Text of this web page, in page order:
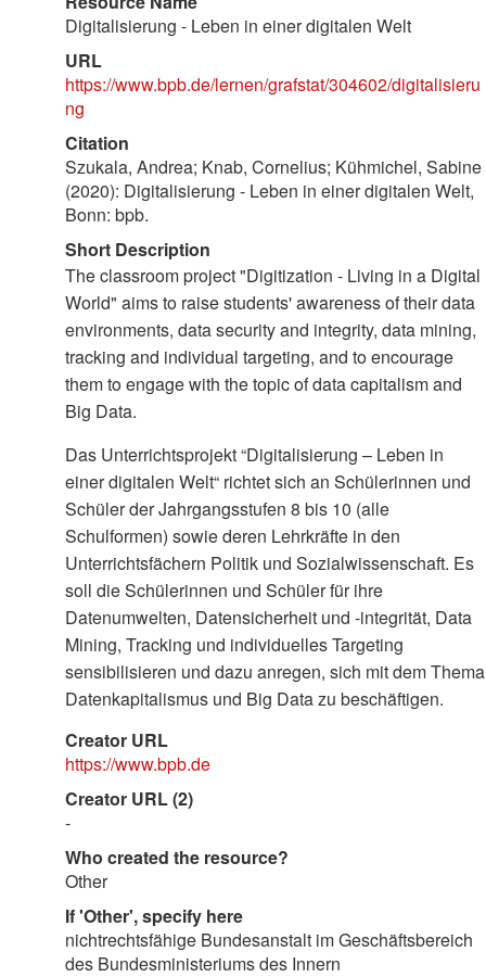
Digitalisierung - Leben in einer digitalen Welt
URL
https://www.bpb.de/lernen/grafstat/304602/digitalisieru
ng
Citation
Szukala, Andrea; Knab, Cornelius; Kühmichel, Sabine
(2020): Digitalisierung - Leben in einer digitalen Welt,
Bonn: bpb.
Short Description
The classroom project "Digitization - Living in a Digital
World" aims to raise students' awareness of their data
environments, data security and integrity, data mining,
tracking and individual targeting, and to encourage
them to engage with the topic of data capitalism and
Big Data.
Das Unterrichtsprojekt “Digitalisierung – Leben in
einer digitalen Welt“ richtet sich an Schülerinnen und
Schüler der Jahrgangsstufen 8 bis 10 (alle
Schulformen) sowie deren Lehrkräfte in den
Unterrichtsfächern Politik und Sozialwissenschaft. Es
soll die Schülerinnen und Schüler für ihre
Datenumwelten, Datensicherheit und -integrität, Data
Mining, Tracking und individuelles Targeting
sensibilisieren und dazu anregen, sich mit dem Thema
Datenkapitalismus und Big Data zu beschäftigen.
Creator URL
https://www.bpb.de
Creator URL (2)
-
Who created the resource?
Other
If 'Other', specify here
nichtrechtsfähige Bundesanstalt im Geschäftsbereich
des Bundesministeriums des Innern